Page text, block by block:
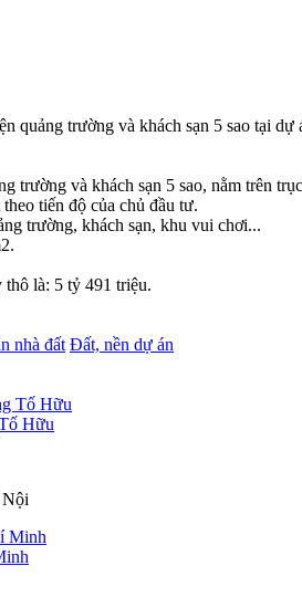
quảng trường và khách sạn 5 sao tại
trường và khách sạn 5 sao, nằm trên
tiến độ của chủ đầu tư.
trường, khách sạn, khu vui chơi...
thô là: 5 tỷ 491 triệu.
nhà đất Đất, nền dự án
Hữu